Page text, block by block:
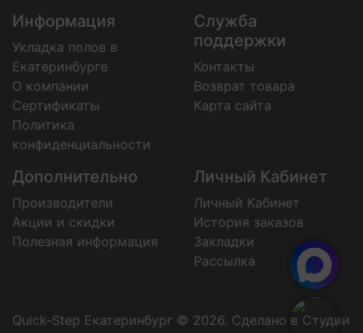
Информация
Укладка полов в
Екатеринбурге
О компании
Сертификаты
Политика
конфиденциальности
Служба
поддержки
Контакты
Возврат товара
Карта сайта
Дополнительно
Производители
Акции и скидки
Полезная информация
Личный Кабинет
Личный Кабинет
История заказов
Закладки
Рассылка
Quick-Step Екатеринбург © 2026. Сделано в Студии